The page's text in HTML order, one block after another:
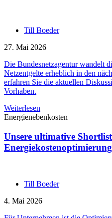
Till Boeder
27. Mai 2026
Die Bundesnetzagentur wandelt
Netzentgelte erheblich in den
erfahren Sie die aktuellen
Vorhaben.
Weiterlesen
Energienebenkosten
Unsere ultimative
Energiekostenoptimierung
Till Boeder
4. Mai 2026